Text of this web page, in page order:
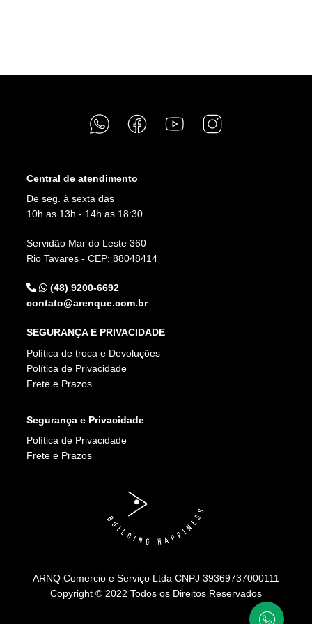
Central de atendimento
De seg. à sexta das
10h as 13h - 14h as 18:30
Servidão Mar do Leste 360
Rio Tavares - CEP: 88048414
(48) 9200-6692
contato@arenque.com.br
SEGURANÇA E PRIVACIDADE
Política de troca e Devoluções
Política de Privacidade
Frete e Prazos
Segurança e Privacidade
Política de Privacidade
Frete e Prazos
ARNQ Comercio e Serviço Ltda CNPJ 39369737000111
Copyright © 2022 Todos os Direitos Reservados